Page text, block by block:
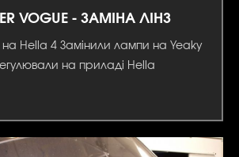
VOGUE - ЗАМІНА ЛІНЗ
на Hella 4 Замінили лампи на Yeaky
на приладі Hella